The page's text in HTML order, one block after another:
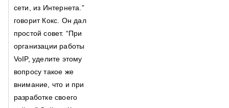
сети, из Интернета.”
говорит Кокс. Он дал
простой совет. “При
организации работы
VoIP, уделите этому
вопросу такое же
внимание, что и при
разработке своего